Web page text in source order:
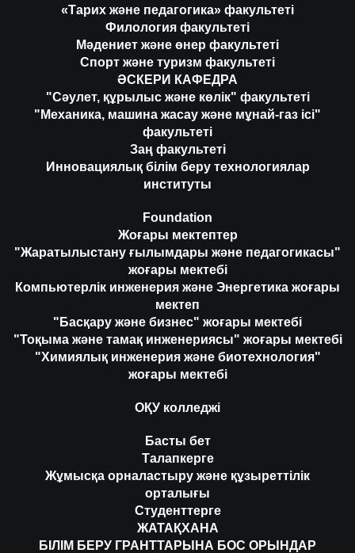
«Тарих және педагогика» факультеті
Филология факультеті
Мәдениет және өнер факультеті
Спорт және туризм факультеті
ӘСКЕРИ КАФЕДРА
"Сәулет, құрылыс және көлік" факультеті
"Механика, машина жасау және мұнай-газ ісі"
факультеті
Заң факультеті
Инновациялық білім беру технологиялар
институты
Foundation
Жоғары мектептер
"Жаратылыстану ғылымдары және педагогикасы"
жоғары мектебі
Компьютерлік инженерия және Энергетика жоғары
мектеп
"Басқару және бизнес" жоғары мектебі
"Тоқыма және тамақ инженериясы" жоғары мектебі
"Химиялық инженерия және биотехнология"
жоғары мектебі
ОҚУ колледжі
Басты бет
Талапкерге
Жұмысқа орналастыру және құзыреттілік
орталығы
Студенттерге
ЖАТАҚХАНА
БІЛІМ БЕРУ ГРАНТТАРЫНА БОС ОРЫНДАР